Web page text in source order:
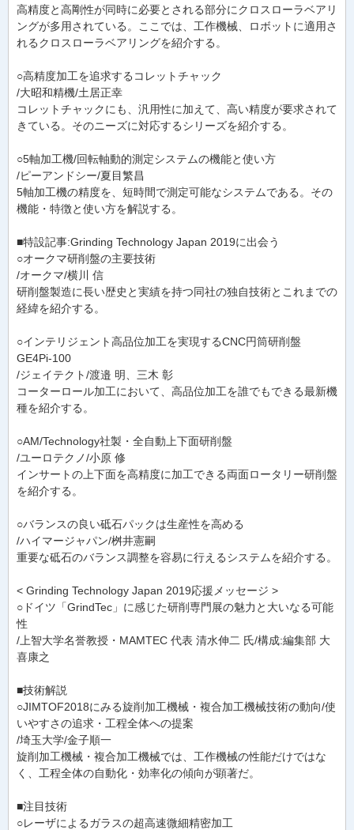
高精度と高剛性が同時に必要とされる部分にクロスローラベアリ
ングが多用されている。ここでは、工作機械、ロボットに適用さ
れるクロスローラベアリングを紹介する。
○高精度加工を追求するコレットチャック
/大昭和精機/土居正幸
コレットチャックにも、汎用性に加えて、高い精度が要求されて
きている。そのニーズに対応するシリーズを紹介する。
○5軸加工機/回転軸動的測定システムの機能と使い方
/ピーアンドシー/夏目繁昌
5軸加工機の精度を、短時間で測定可能なシステムである。その
機能・特徴と使い方を解説する。
■特設記事:Grinding Technology Japan 2019に出会う
○オークマ研削盤の主要技術
/オークマ/横川 信
研削盤製造に長い歴史と実績を持つ同社の独自技術とこれまでの
経緯を紹介する。
○インテリジェント高品位加工を実現するCNC円筒研削盤
GE4Pi-100
/ジェイテクト/渡邉 明、三木 彰
コーターロール加工において、高品位加工を誰でもできる最新機
種を紹介する。
○AM/Technology社製・全自動上下面研削盤
/ユーロテクノ/小原 修
インサートの上下面を高精度に加工できる両面ロータリー研削盤
を紹介する。
○バランスの良い砥石パックは生産性を高める
/ハイマージャパン/桝井憲嗣
重要な砥石のバランス調整を容易に行えるシステムを紹介する。
< Grinding Technology Japan 2019応援メッセージ >
○ドイツ「GrindTec」に感じた研削専門展の魅力と大いなる可能
性
/上智大学名誉教授・MAMTEC 代表 清水伸二 氏/構成:編集部 大
喜康之
■技術解説
○JIMTOF2018にみる旋削加工機械・複合加工機械技術の動向/使
いやすさの追求・工程全体への提案
/埼玉大学/金子順一
旋削加工機械・複合加工機械では、工作機械の性能だけではな
く、工程全体の自動化・効率化の傾向が顕著だ。
■注目技術
○レーザによるガラスの超高速微細精密加工